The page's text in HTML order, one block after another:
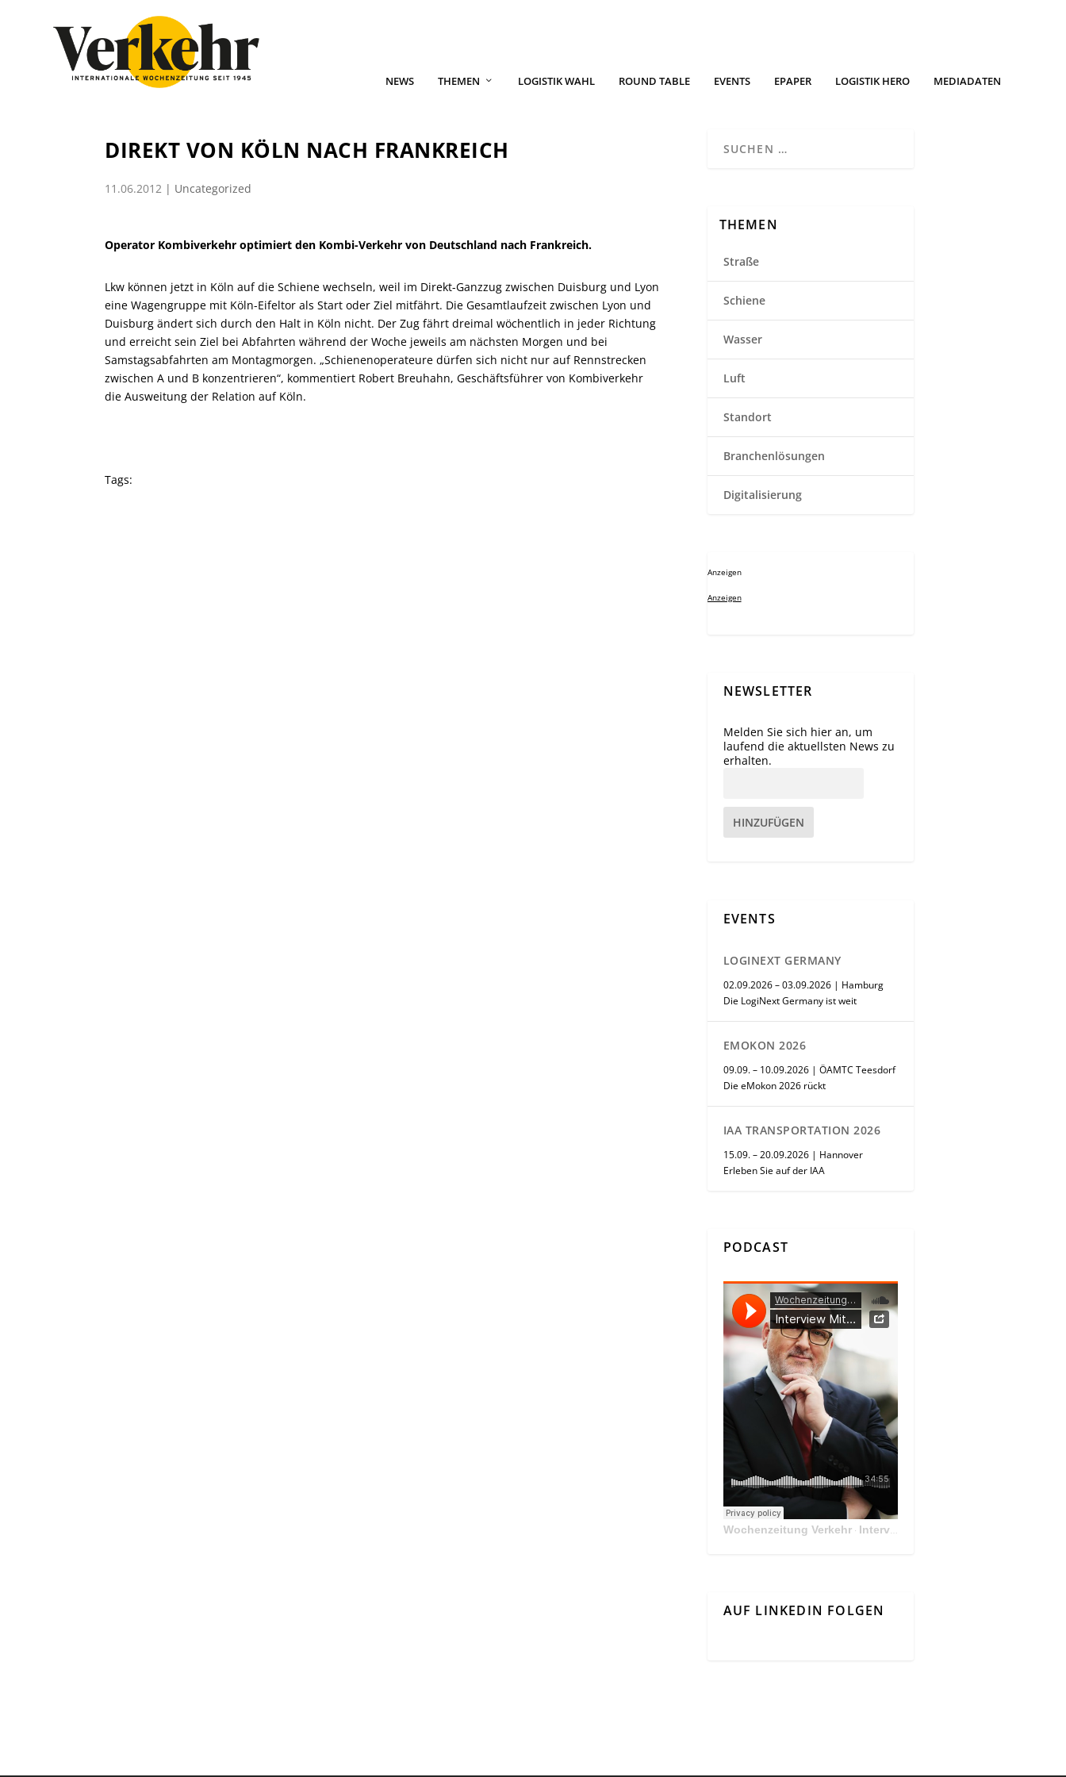
NEWS THEMEN LOGISTIK WAHL ROUND TABLE EVENTS EPAPER LOGISTIK HERO MEDIADATEN
DIREKT VON KÖLN NACH FRANKREICH
11.06.2012 | Uncategorized
Operator Kombiverkehr optimiert den Kombi-Verkehr von Deutschland nach Frankreich.
Lkw können jetzt in Köln auf die Schiene wechseln, weil im Direkt-Ganzzug zwischen Duisburg und Lyon
eine Wagengruppe mit Köln-Eifeltor als Start oder Ziel mitfährt. Die Gesamtlaufzeit zwischen Lyon und
Duisburg ändert sich durch den Halt in Köln nicht. Der Zug fährt dreimal wöchentlich in jeder Richtung
und erreicht sein Ziel bei Abfahrten während der Woche jeweils am nächsten Morgen und bei
Samstagsabfahrten am Montagmorgen. „Schienenoperateure dürfen sich nicht nur auf Rennstrecken
zwischen A und B konzentrieren“, kommentiert Robert Breuhahn, Geschäftsführer von Kombiverkehr
die Ausweitung der Relation auf Köln.
Tags:
THEMEN
Straße
Schiene
Wasser
Luft
Standort
Branchenlösungen
Digitalisierung
Anzeigen
Anzeigen
NEWSLETTER
Melden Sie sich hier an, um
laufend die aktuellsten News zu
erhalten.
HINZUFÜGEN
EVENTS
LOGINEXT GERMANY
02.09.2026 – 03.09.2026 | Hamburg
Die LogiNext Germany ist weit
EMOKON 2026
09.09. – 10.09.2026 | ÖAMTC Teesdorf
Die eMokon 2026 rückt
IAA TRANSPORTATION 2026
15.09. – 20.09.2026 | Hannover
Erleben Sie auf der IAA
PODCAST
Wochenzeitung Verkehr· Interview Mit Andreas Matthä, CEO der ÖBB Holding
AUF LINKEDIN FOLGEN